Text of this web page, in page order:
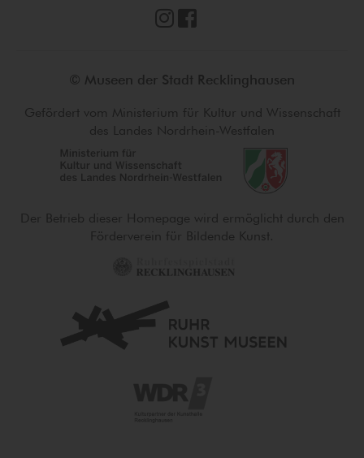
© Museen der Stadt Recklinghausen
Gefördert vom Ministerium für Kultur und Wissenschaft
des Landes Nordrhein-Westfalen
Der Betrieb dieser Homepage wird ermöglicht durch den
Förderverein für Bildende Kunst.